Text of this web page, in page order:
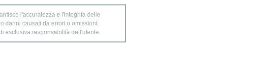
l'accuratezza e l'integrità delle
danni causati da errori o omissioni.
esclusiva responsabilità dell'utente.